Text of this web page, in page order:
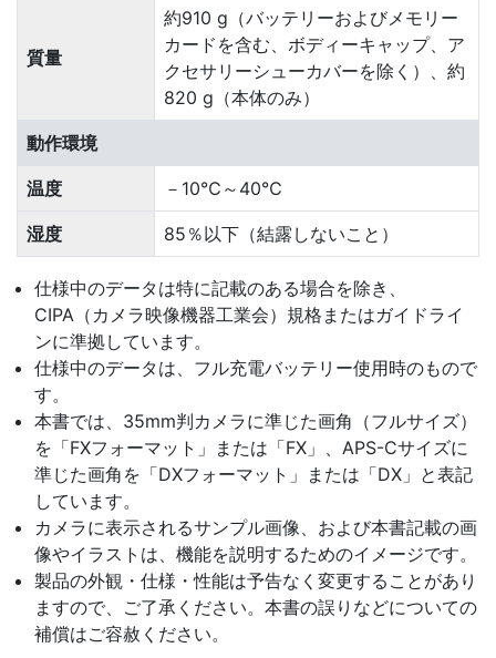
質量
約910 g（バッテリーおよびメモリー
カードを含む、ボディーキャップ、ア
クセサリーシューカバーを除く）、約
820 g（本体のみ）
動作環境
温度 －10℃～40℃
湿度 85％以下（結露しないこと）
仕様中のデータは特に記載のある場合を除き、
CIPA（カメラ映像機器工業会）規格またはガイドライ
ンに準拠しています。
仕様中のデータは、フル充電バッテリー使用時のもので
す。
本書では、35mm判カメラに準じた画角（フルサイズ）
を「FXフォーマット」または「FX」、APS-Cサイズに
準じた画角を「DXフォーマット」または「DX」と表記
しています。
カメラに表示されるサンプル画像、および本書記載の画
像やイラストは、機能を説明するためのイメージです。
製品の外観・仕様・性能は予告なく変更することがあり
ますので、ご了承ください。本書の誤りなどについての
補償はご容赦ください。